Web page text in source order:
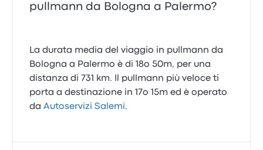
pullmann da Bologna a Palermo?
La durata media del viaggio in pullmann da
Bologna a Palermo è di 18o 50m, per una
distanza di 731 km. Il pullmann più veloce ti
porta a destinazione in 17o 15m ed è operato
daAutoservizi Salemi.